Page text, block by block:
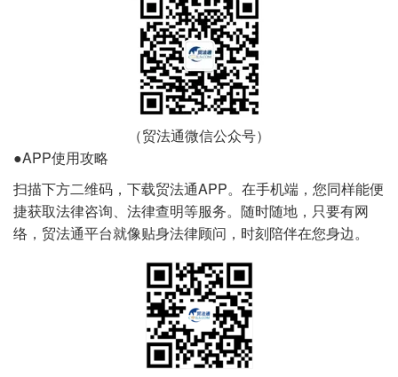
（贸法通微信公众号）
●APP使用攻略
扫描下方二维码，下载贸法通APP。在手机端，您同样能便
捷获取法律咨询、法律查明等服务。随时随地，只要有网
络，贸法通平台就像贴身法律顾问，时刻陪伴在您身边。